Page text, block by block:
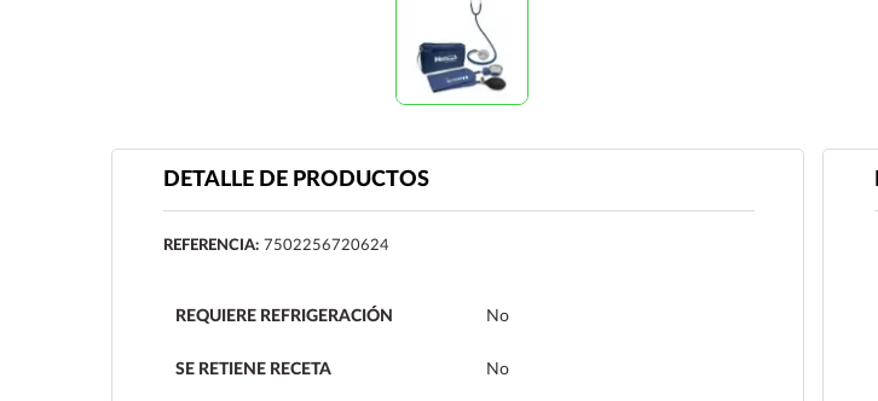
DETALLE DE PRODUCTOS
REFERENCIA: 7502256720624
REQUIERE REFRIGERACIÓN No
SE RETIENE RECETA No